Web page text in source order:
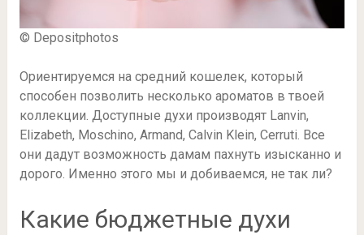
© Depositphotos
Ориентируемся на средний кошелек, который
способен позволить несколько ароматов в твоей
коллекции. Доступные духи производят Lanvin,
Elizabeth, Moschino, Armand, Calvin Klein, Cerruti. Все
они дадут возможность дамам пахнуть изысканно и
дорого. Именно этого мы и добиваемся, не так ли?
Какие бюджетные духи